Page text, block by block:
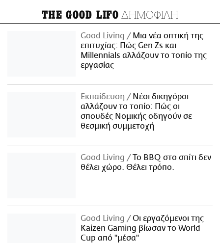
THE GOOD LIFO ΔΗΜΟΦΙΛΗ
Good Living
Μια νέα οπτική της
επιτυχίας: Πώς Gen Zs και
Millennials αλλάζουν το τοπίο της
εργασίας
Εκπαίδευση
Νέοι δικηγόροι
αλλάζουν το τοπίο: Πώς οι
σπουδές Νομικής οδηγούν σε
θεσμική συμμετοχή
Good Living
Το BBQ στο σπίτι δεν
θέλει χώρο. Θέλει τρόπο.
Good Living
Οι εργαζόμενοι της
Kaizen Gaming βίωσαν το World
Cup από "μέσα"